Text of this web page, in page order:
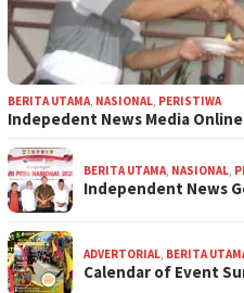
BERITA UTAMA, NASIONAL, PERISTIWA
Indepedent News Media
BERITA UTAMA, NASIONAL,
Independent News
ADVERTORIAL, BERITA
Calendar of Event